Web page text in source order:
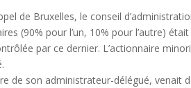
de Bruxelles, le conseil
(90% pour l’un, 10% pour l’autre)
par ce dernier. L’actionnaire
de son administrateur-délégué, venait